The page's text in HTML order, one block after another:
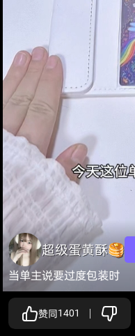
超级蛋黄酥🥞
当单主说要过度包装时
赞同1401